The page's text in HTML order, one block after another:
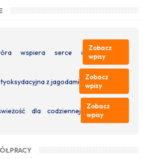
wspiera serce i
Zobacz
wpisy
z jagodami
Zobacz
wpisy
dla codziennej
Zobacz
wpisy